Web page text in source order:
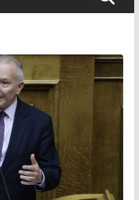
επέλεξαν τα 6
για τις σπουδές
νέες προκλήσεις, όπως
η κλιματική κρίση, η
η ανάγκη προστασίας
επιβάλλουν
θεσμικές